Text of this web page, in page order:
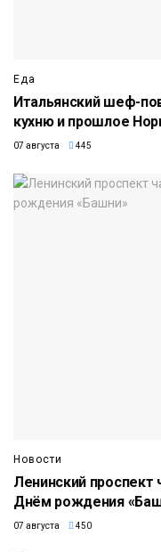
Еда
Итальянский шеф-
кухню и прошлое
07 августа 445
Новости
Ленинский проспект
Днём рождения
07 августа 450